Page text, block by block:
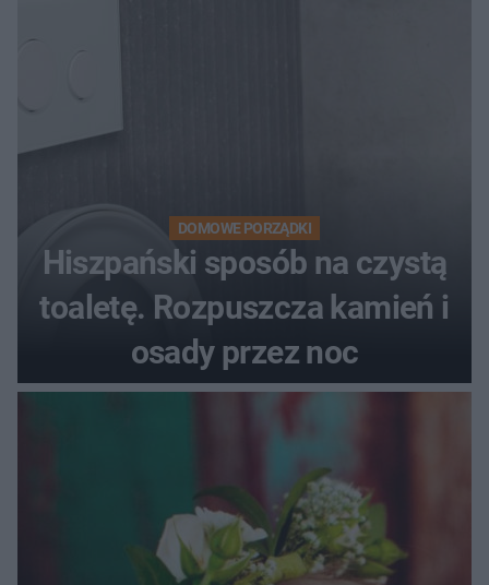
DOMOWE PORZĄDKI
Hiszpański sposób na czystą
toaletę. Rozpuszcza kamień i
osady przez noc